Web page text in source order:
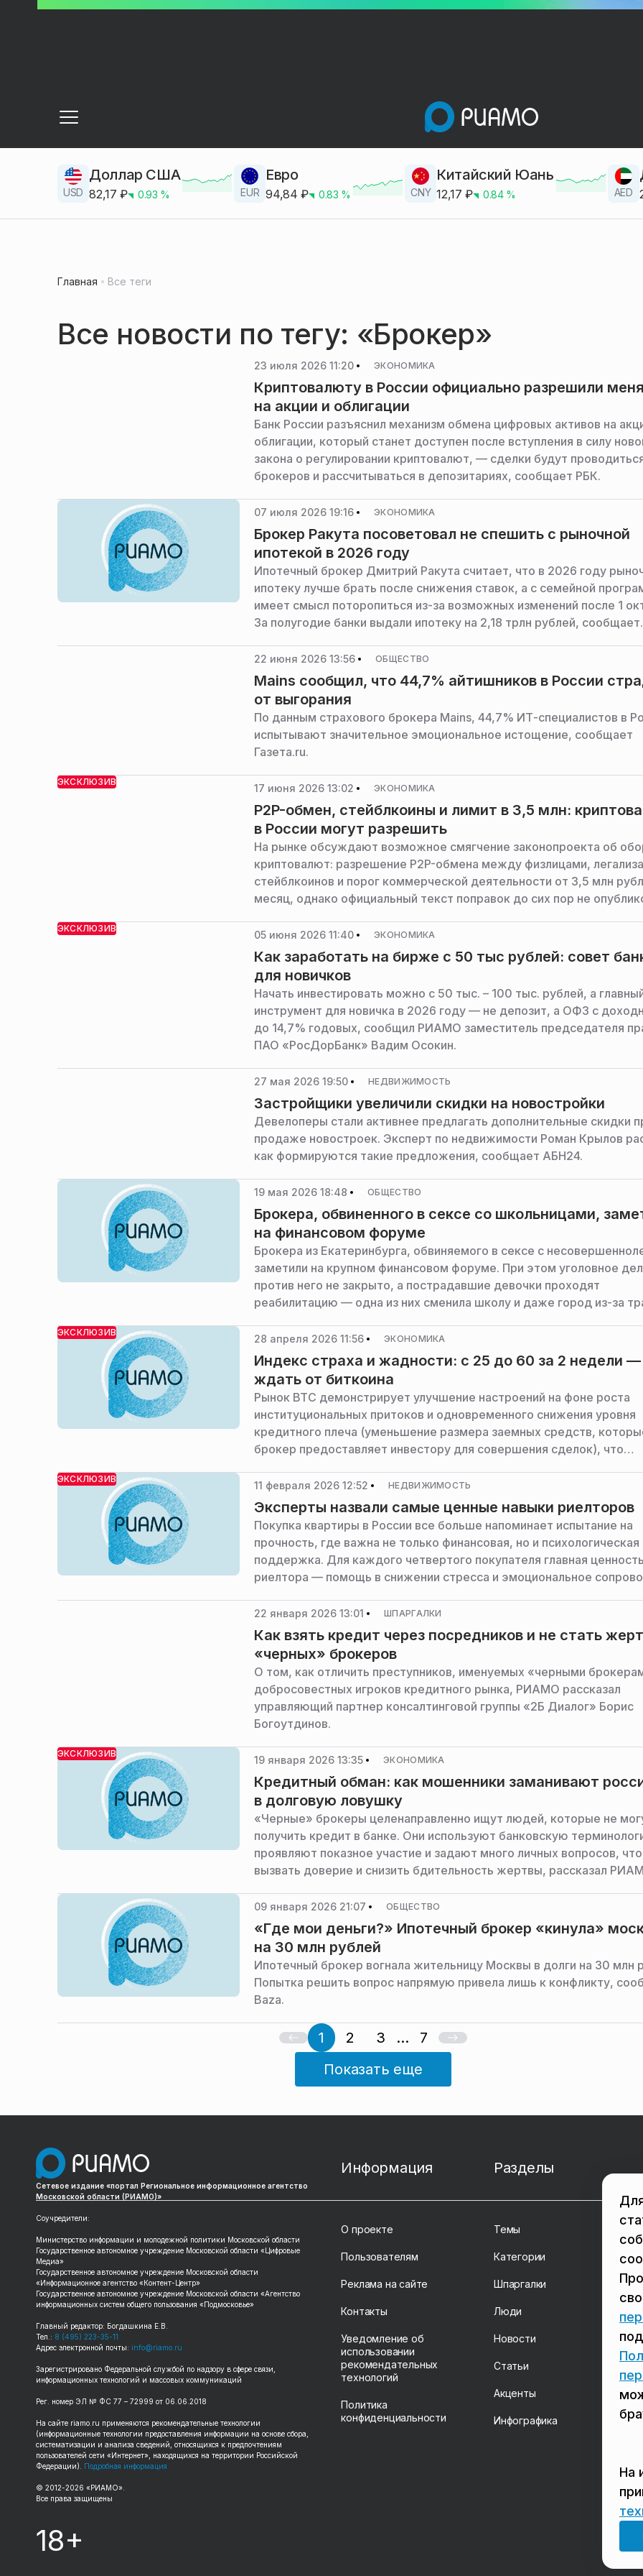
USD
Доллар США
82,17 ₽ 0.93 % EUR
Евро
94,84 ₽ 0.83 % CNY
Китайский Юань
12,17 ₽ 0.84% AED
Главная Все теги
Все новости по тегу: «Брокер»
23 июля 2026 11:20 ЭКОНОМИКА
Криптовалюту в России официально разрешили
на акции и облигации
Банк России разъяснил механизм обмена цифровых активов на
облигации, который станет доступен после вступления в силу
закона о регулировании криптовалют, — сделки будут
брокеров и рассчитываться в депозитариях, сообщает РБК.
07 июля 2026 19:16 ЭКОНОМИКА
Брокер Ракута посоветовал не спешить с рыночной
ипотекой в 2026 году
Ипотечный брокер Дмитрий Ракута считает, что в 2026 году
ипотеку лучше брать после снижения ставок, а с семейной
имеет смысл поторопиться из-за возможных изменений после 1
За полугодие банки выдали ипотеку на 2,18 трлн рублей, сообщает
22 июня 2026 13:56 ОБЩЕСТВО
Mains сообщил, что 44,7% айтишников в России
от выгорания
По данным страхового брокера Mains, 44,7% ИТ-специалистов в
испытывают значительное эмоциональное истощение, сообщает
Газета.ru.
ЭКСКЛЮЗИВ 17 июня 2026 13:02 ЭКОНОМИКА
P2P-обмен, стейблкоины и лимит в 3,5 млн:
в России могут разрешить
На рынке обсуждают возможное смягчение законопроекта об
криптовалют: разрешение P2P-обмена между физлицами,
стейблкоинов и порог коммерческой деятельности от 3,5 млн
месяц, однако официальный текст поправок до сих пор не
ЭКСКЛЮЗИВ 05 июня 2026 11:40 ЭКОНОМИКА
Как заработать на бирже с 50 тыс рублей: совет
для новичков
Начать инвестировать можно с 50 тыс. – 100 тыс. рублей, а
инструмент для новичка в 2026 году — не депозит, а ОФЗ с
до 14,7% годовых, сообщил РИАМО заместитель председателя
ПАО «РосДорБанк» Вадим Осокин.
27 мая 2026 19:50 НЕДВИЖИМОСТЬ
Застройщики увеличили скидки на новостройки
Девелоперы стали активнее предлагать дополнительные скидки
продаже новостроек. Эксперт по недвижимости Роман Крылов
как формируются такие предложения, сообщает АБН24.
19 мая 2026 18:48 ОБЩЕСТВО
Брокера, обвиненного в сексе со школьницами,
на финансовом форуме
Брокера из Екатеринбурга, обвиняемого в сексе с
заметили на крупном финансовом форуме. При этом уголовное
против него не закрыто, а пострадавшие девочки проходят
реабилитацию — одна из них сменила школу и даже город из-за
ЭКСКЛЮЗИВ 28 апреля 2026 11:56 ЭКОНОМИКА
Индекс страха и жадности: с 25 до 60 за 2 недели —
ждать от биткоина
Рынок BTC демонстрирует улучшение настроений на фоне роста
институциональных притоков и одновременного снижения уровня
кредитного плеча (уменьшение размера заемных средств,
брокер предоставляет инвестору для совершения сделок), что
заявили РИАМО эксперты.
ЭКСКЛЮЗИВ 11 февраля 2026 12:52 НЕДВИЖИМОСТЬ
Эксперты назвали самые ценные навыки риелторов
Покупка квартиры в России все больше напоминает испытание на
прочность, где важна не только финансовая, но и психологическая
поддержка. Для каждого четвертого покупателя главная ценность
риелтора — помощь в снижении стресса и эмоциональное
приоритете менее чем у четверти клиентов, сообщили РИАМО в
Level Group.
22 января 2026 13:01 ШПАРГАЛКИ
Как взять кредит через посредников и не стать
«черных» брокеров
О том, как отличить преступников, именуемых «черными
добросовестных игроков кредитного рынка, РИАМО рассказал
управляющий партнер консалтинговой группы «2Б Диалог» Борис
Богоутдинов.
ЭКСКЛЮЗИВ 19 января 2026 13:35 ЭКОНОМИКА
Кредитный обман: как мошенники заманивают
в долговую ловушку
«Черные» брокеры целенаправленно ищут людей, которые не
получить кредит в банке. Они используют банковскую
проявляют показное участие и задают много личных вопросов,
вызвать доверие и снизить бдительность жертвы, рассказал
Борис Богоутдинов.
09 января 2026 21:07 ОБЩЕСТВО
«Где мои деньги?» Ипотечный брокер «кинула»
на 30 млн рублей
Ипотечный брокер вогнала жительницу Москвы в долги на 30 млн
Попытка решить вопрос напрямую привела лишь к конфликту,
Baza.
1 2 3 ...
7
Показать еще
Сетевое издание «портал Региональное информационное агентство
Московской области (РИАМО)»
Соучредители:
Министерство информации и молодежной политики Московской области
Государственное автономное учреждение Московской области «Цифровые
Медиа»
Государственное автономное учреждение Московской области
«Информационное агентство «Контент-Центр»
Государственное автономное учреждение Московской области «Агентство
информационных систем общего пользования «Подмосковье»
Главный редактор: Богдашкина Е.В.
Тел.: 8 (495) 223-35-11
Адрес электронной почты:info@riamo.ru
Зарегистрировано Федеральной службой по надзору в сфере связи,
информационных технологий и массовых коммуникаций
Рег. номер ЭЛ № ФС 77 – 72999 от 06.06.2018
На сайте riamo.ru применяются рекомендательные технологии
(информационные технологии предоставления информации на основе сбора,
систематизации и анализа сведений, относящихся к предпочтениям
пользователей сети «Интернет», находящихся на территории Российской
Федерации). Подробная информация
© 2012-2026 «РИАМО».
Все права защищены
Информация
О проекте
Пользователям
Реклама на сайте
Контакты
Уведомление об
использовании
рекомендательных
технологий
Политика
конфиденциальности
Разделы
Темы
Категории
Шпаргалки
Люди
Новости
Статьи
Акценты
Инфографика
18+
На